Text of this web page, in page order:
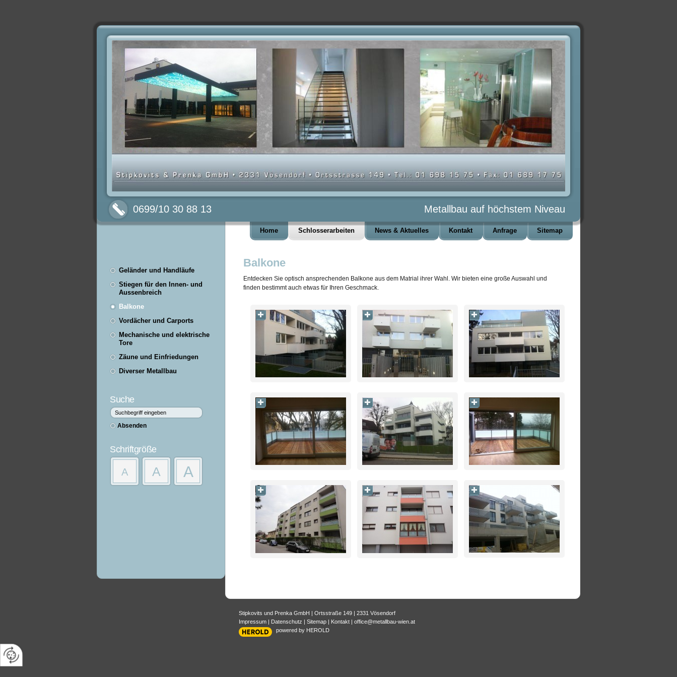
0699/10 30 88 13 Metallbau auf höchstem Niveau
Home Schlosserarbeiten News & Aktuelles Kontakt Anfrage Sitemap
Geländer und Handläufe
Stiegen für den Innen- und
Aussenbreich
Balkone
Vordächer und Carports
Mechanische und elektrische
Tore
Zäune und Einfriedungen
Diverser Metallbau
Suche
Schriftgröße
A A A
Balkone
Entdecken Sie optisch ansprechenden Balkone aus dem Matrial ihrer Wahl. Wir bieten eine große Auswahl und
finden bestimmt auch etwas für Ihren Geschmack.
Stipkovits und Prenka GmbH | Ortsstraße 149 | 2331 Vösendorf
Impressum | Datenschutz | Sitemap | Kontakt | office@metallbau-wien.at
powered by HEROLD